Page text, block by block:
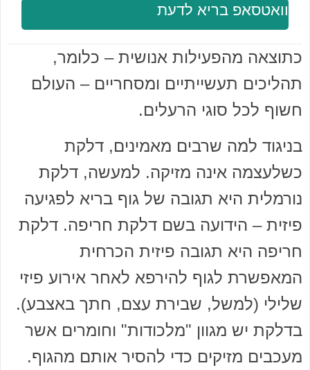
וואטסאפ בריא לדעת
כתוצאה מהפעילות אנושית – כלומר,
תהליכים תעשייתיים ומסחריים – העולם
חשוף לכל סוגי הרעלים.
בניגוד למה שרבים מאמינים, דלקת
כשלעצמה אינה מזיקה. למעשה, דלקת
נורמלית היא תגובה של גוף בריא לפגיעה
פיזית – הידועה בשם דלקת חריפה. דלקת
חריפה היא תגובה פיזית הכרחית
המאפשרת לגוף להירפא לאחר אירוע פיזי
שלילי (למשל, שבירת עצם, חתך באצבע).
בדלקת יש מגוון "מלכודות" וחומרים אשר
מעכבים מזיקים כדי להסיר אותם מהגוף.